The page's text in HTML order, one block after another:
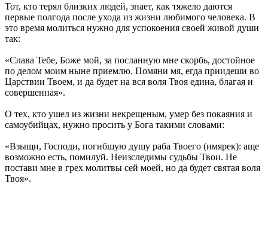
Тот, кто терял близких людей, знает, как тяжело даются
первые полгода после ухода из жизни любимого человека. В
это время молиться нужно для успокоения своей живой души
так:
«Слава Тебе, Боже мой, за посланную мне скорбь, достойное
по делом моим ныне приемлю. Помяни мя, егда приидеши во
Царствии Твоем, и да будет на вся воля Твоя едина, благая и
совершенная».
О тех, кто ушел из жизни некрещеным, умер без покаяния и
самоубийцах, нужно просить у Бога такими словами:
«Взыщи, Господи, погибшую душу раба Твоего (имярек): аще
возможно есть, помилуй. Неизследимы судьбы Твои. Не
постави мне в грех молитвы сей моей, но да будет святая воля
Твоя».